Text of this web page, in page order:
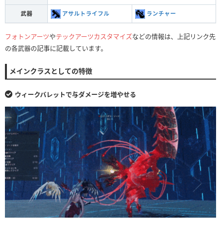
武器 アサルトライフル ランチャー
フォトンアーツやテックアーツカスタマイズなどの情報は、上記リンク先
の各武器の記事に記載しています。
メインクラスとしての特徴
ウィークバレットで与ダメージを増やせる